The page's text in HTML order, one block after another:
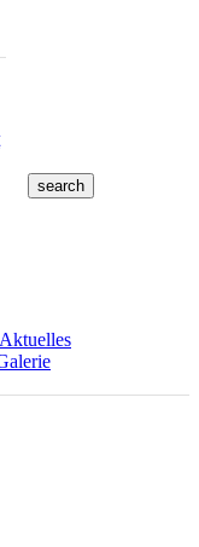
search
Aktuelles